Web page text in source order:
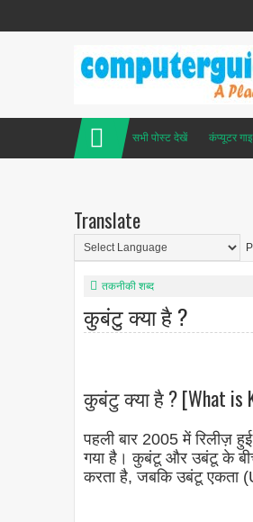
सभी पोस्ट देखें कंप्यूटर
Translate
तकनीकी शब्द
कुबंटु क्या है ?
कुबंटु क्या है ? [What is
पहली बार 2005 में रिलीज़
गया है। कुबंटू और उबंटू के
करता है, जबकि उबंटू एकता